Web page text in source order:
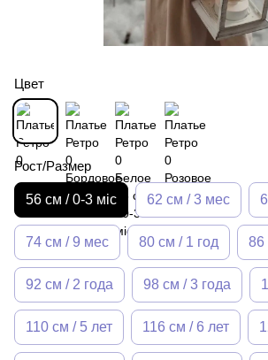
Цвет
Рост/Размер
56 см / 0-3 міс 62 см / 3 мес
74 см / 9 мес 80 см / 1 год 86
92 см / 2 года 98 см / 3 года
110 см / 5 лет 116 см / 6 лет